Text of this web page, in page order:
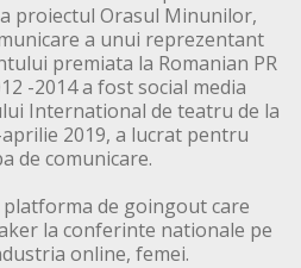
proiectul Orasul Minunilor,
a unui reprezentant
premiata la Romanian PR
-2014 a fost social media
International de teatru de la
2019, a lucrat pentru
de comunicare.
de goingout care
la conferinte nationale pe
online, femei.